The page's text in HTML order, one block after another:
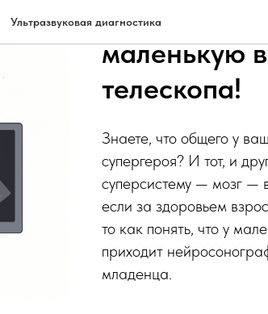
Ультразвуковая диагностика
маленькую
телескопа!
Знаете, что общего у
супергероя? И тот, и
суперсистему — мозг —
если за здоровьем
то как понять, что у
приходит
младенца.